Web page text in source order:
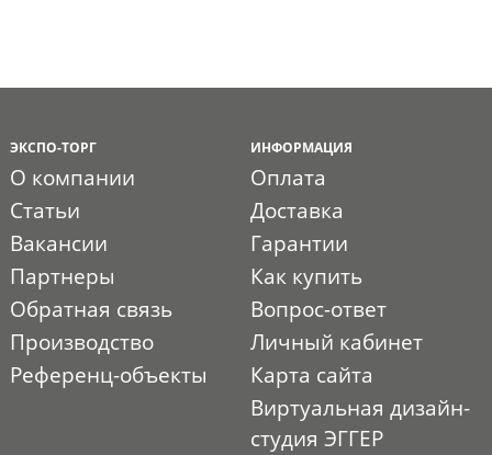
ЭКСПО-ТОРГ
О компании
Статьи
Вакансии
Партнеры
Обратная связь
Производство
Референц-объекты
ИНФОРМАЦИЯ
Оплата
Доставка
Гарантии
Как купить
Вопрос-ответ
Личный кабинет
Карта сайта
Виртуальная дизайн-
студия ЭГГЕР